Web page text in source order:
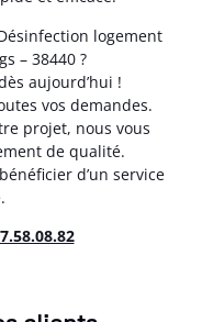
logement
– 38440 ?
aujourd’hui !
vos demandes.
projet, nous vous
de qualité.
d’un service